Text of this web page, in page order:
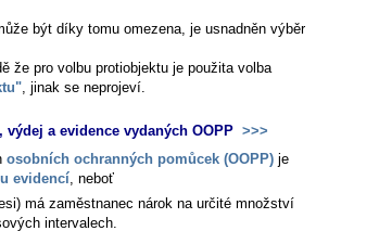
být díky tomu omezena, je usnadněn výběr
že pro volbu protiobjektu je použita volba
, jinak se neprojeví.
a evidence vydaných OOPP >>>
osobních ochranných pomůcek (OOPP) je
evidencí, neboť
má zaměstnanec nárok na určité množství
intervalech.